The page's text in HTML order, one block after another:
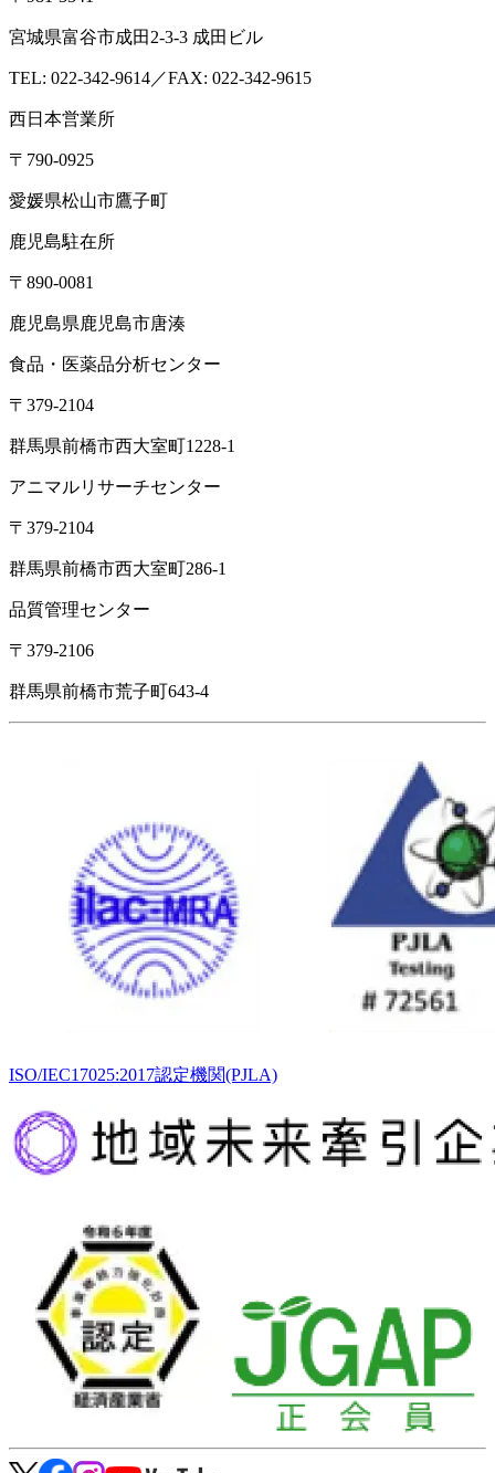
宮城県富谷市成田2-3-3 成田ビル
TEL: 022-342-9614／FAX: 022-342-9615
西日本営業所
〒790-0925
愛媛県松山市鷹子町
鹿児島駐在所
〒890-0081
鹿児島県鹿児島市唐湊
食品・医薬品分析センター
〒379-2104
群馬県前橋市西大室町1228-1
アニマルリサーチセンター
〒379-2104
群馬県前橋市西大室町286-1
品質管理センター
〒379-2106
群馬県前橋市荒子町643-4
ISO/IEC17025:2017認定機関(PJLA)